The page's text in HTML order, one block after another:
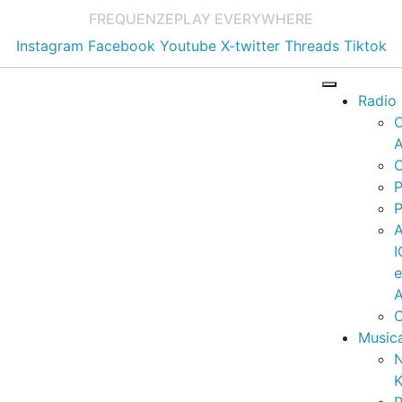
FREQUENZEPLAY EVERYWHERE
Instagram Facebook Youtube X-twitter Threads Tiktok
Radio
e